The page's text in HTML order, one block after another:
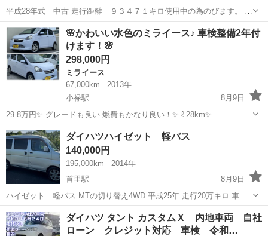
平成28年式 中古 走行距離 ９３４７１キロ使用中の為のびます。 車
検令和９年１２月 両側パワースライドドア 多少カスタムしていますの
で現車確認にて説明します。 ホイールはダイハツ純正に変わります。
(写真４) 現在、銀行...
沖縄 浦添市 浦添前田駅
🌸かわいい水色のミライース♪ 車検整備2年付
けます！🌸
298,000円
ミライース
67,000km
2013年
小禄駅
8月9日
29.8万円✨ グレードも良い 燃費もかなり良い！✨ ℓ 28km✨
X”memorialedition” 純正アルミ キーレスエントリー アイドリングス
トップ 電動格納ミラー 盗難防止 ABS かわいい水色カラーのミ...
沖縄 豊見城市 ミライース
ダイハツハイゼット 軽バス
140,000円
195,000km
2014年
首里駅
8月9日
ハイゼット 軽バス MTの切り替え4WD 平成25年 走行20万キロ 車検
令和9年９月 クラッチ板交換も車検時にしてるので まだまだ使えると
思います
沖縄 島尻郡 首里駅 ダイハツ ダイハツハイゼット
ダイハツ タント カスタムＸ 内地車両 自社
ローン クレジット対応 車検 令和…